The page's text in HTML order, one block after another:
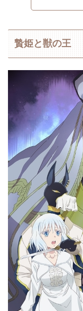
贄姫と獣の王